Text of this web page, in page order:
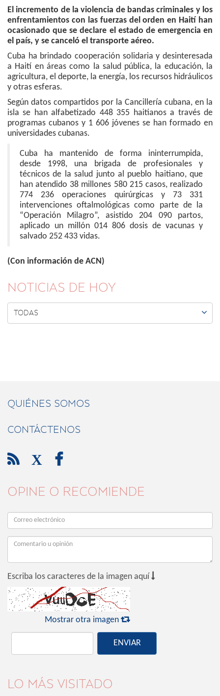
El incremento de la violencia de bandas criminales y los
enfrentamientos con las fuerzas del orden en Haití han
ocasionado que se declare el estado de emergencia en
el país, y se canceló el transporte aéreo.
Cuba ha brindado cooperación solidaria y desinteresada
a Haití en áreas como la salud pública, la educación, la
agricultura, el deporte, la energía, los recursos hidráulicos
y otras esferas.
Según datos compartidos por la Cancillería cubana, en la
isla se han alfabetizado 448 355 haitianos a través de
programas cubanos y 1 606 jóvenes se han formado en
universidades cubanas.
Cuba ha mantenido de forma ininterrumpida,
desde 1998, una brigada de profesionales y
técnicos de la salud junto al pueblo haitiano, que
han atendido 38 millones 580 215 casos, realizado
774 236 operaciones quirúrgicas y 73 331
intervenciones oftalmológicas como parte de la
“Operación Milagro”, asistido 204 090 partos,
aplicado un millón 014 806 dosis de vacunas y
salvado 252 433 vidas.
(Con información de ACN)
NOTICIAS DE HOY
TODAS 
QUIÉNES SOMOS
CONTÁCTENOS
 X 
OPINE O RECOMIENDE
Escriba los caracteres de la imagen aquí 
Mostrar otra imagen 
ENVIAR
LO MÁS VISITADO